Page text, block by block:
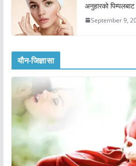
अनुहारको
September 9,
यौन-जिज्ञासा